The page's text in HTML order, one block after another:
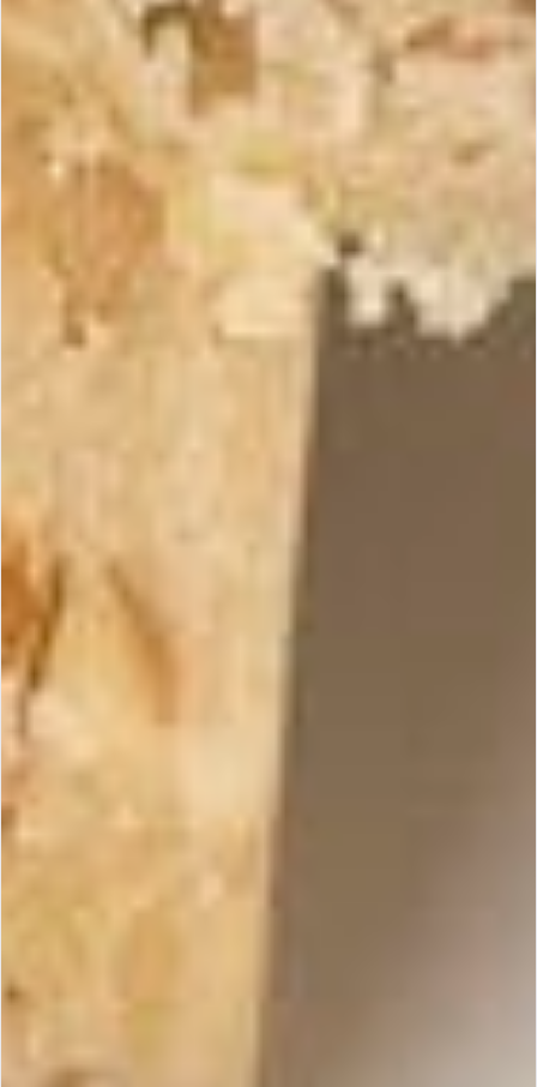
Maria Simona | Turrons 100% Espagnols
Turrons Maria Simona 100% naturels, certifiés IGP Jijona,
gamme classique et sans sucre ajouté. Redécouvrez le
véritable goût du nougat espagnol haut de gamme.
Turrons artisanaux espagnols,
tradition et excellence, depuis
Notre histoire